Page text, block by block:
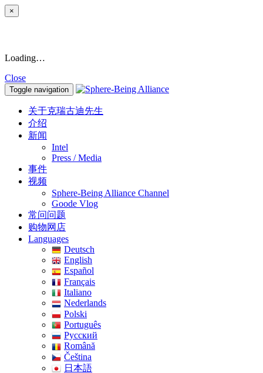
×
Loading…
Close
Toggle navigation
关于克瑞古迪先生
介绍
新闻
Intel
Press / Media
事件
视频
Sphere-Being Alliance Channel
Goode Vlog
常问问题
购物网店
Languages
Deutsch
English
Español
Français
Italiano
Nederlands
Polski
Português
Pусский
Română
Čeština
日本語